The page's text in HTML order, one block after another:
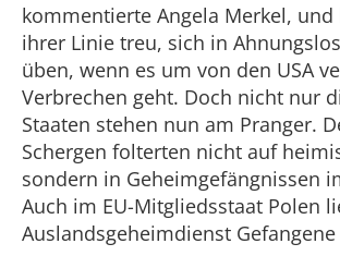
kommentierte Angela Merkel,
ihrer Linie treu, sich in
üben, wenn es um von den USA
Verbrechen geht. Doch nicht nur
Staaten stehen nun am Pranger.
Schergen folterten nicht auf
sondern in Geheimgefängnissen
Auch im EU-Mitgliedsstaat Polen
Auslandsgeheimdienst Gefangene